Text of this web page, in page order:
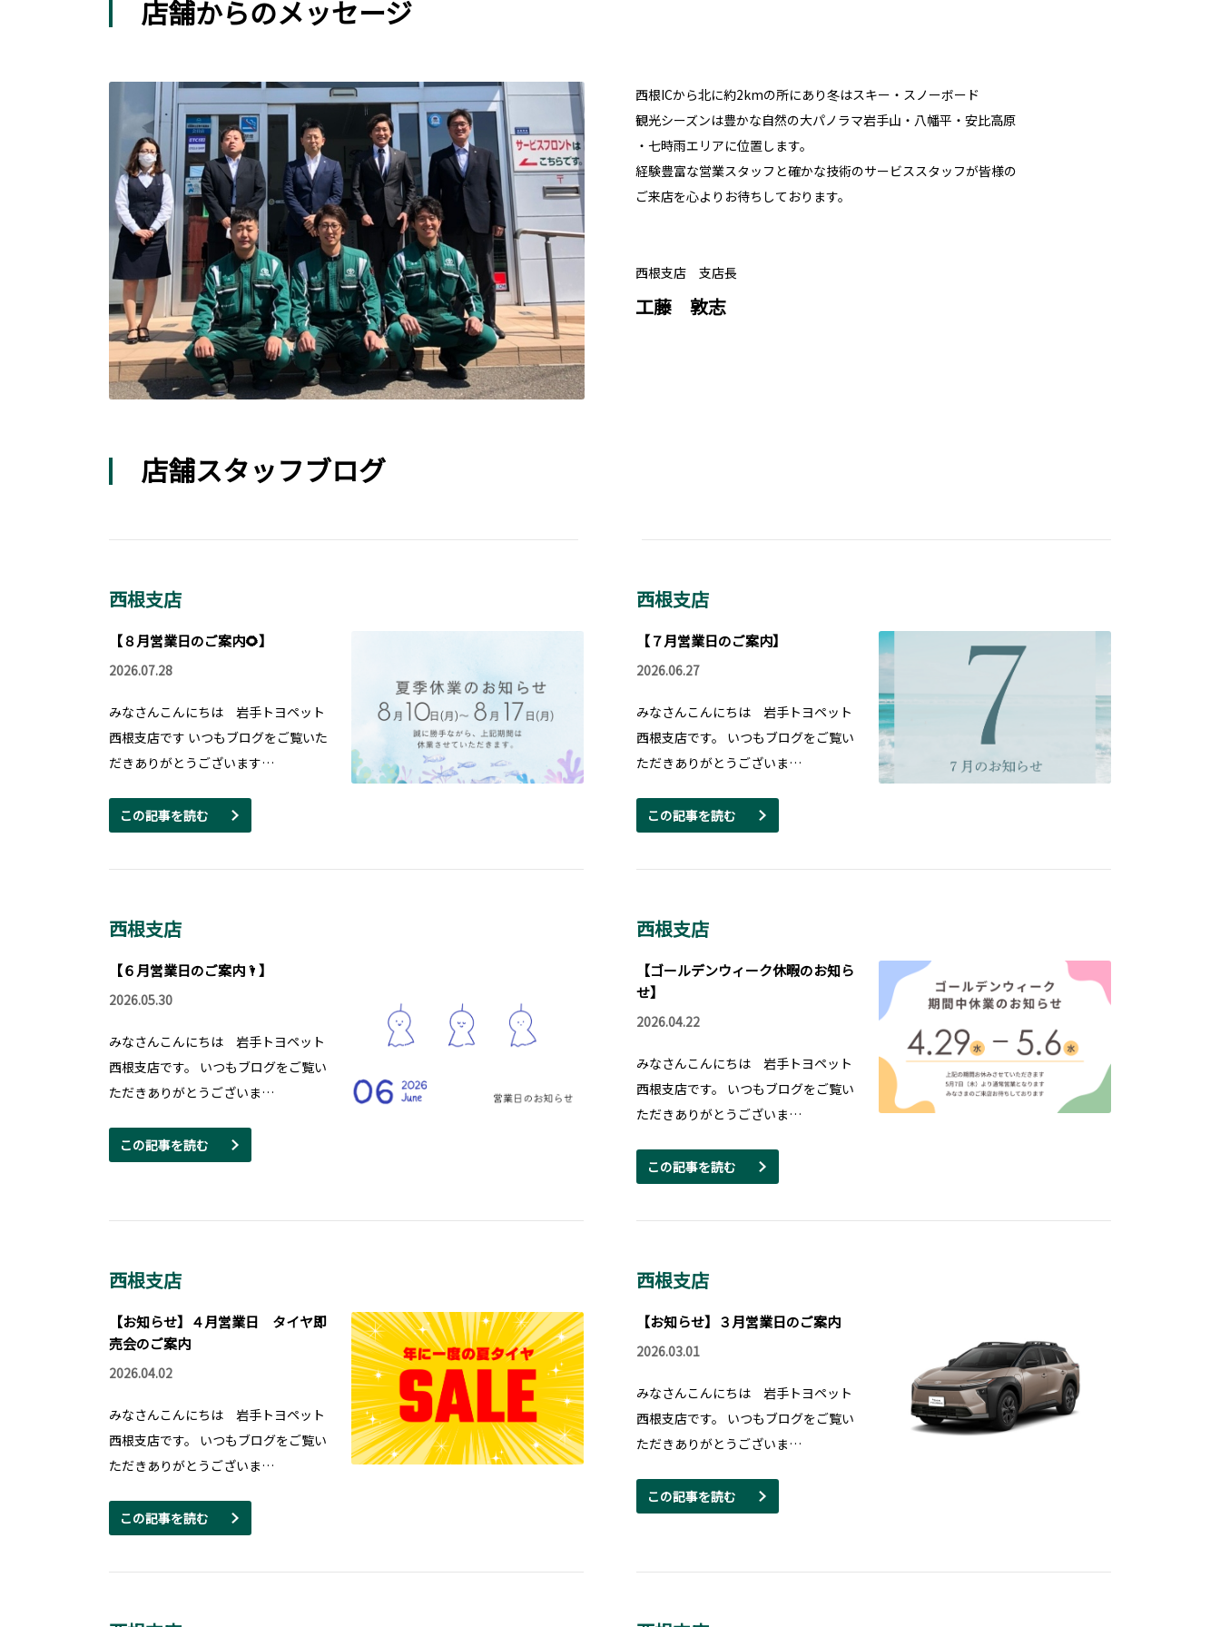
店舗からのメッセージ
西根ICから北に約2kmの所にあり冬はスキー・スノーボード
観光シーズンは豊かな自然の大パノラマ岩手山・八幡平・安比高原
・七時雨エリアに位置します。
経験豊富な営業スタッフと確かな技術のサービススタッフが皆様の
ご来店を心よりお待ちしております。
西根支店 支店長
工藤 敦志
店舗スタッフブログ
西根支店
【８月営業日のご案内🌻】
2026.07.28
みなさんこんにちは 岩手トヨペット
西根支店です いつもブログをご覧いた
だきありがとうございます…
この記事を読む
西根支店
【７月営業日のご案内】
2026.06.27
みなさんこんにちは 岩手トヨペット
西根支店です。 いつもブログをご覧い
ただきありがとうございま…
この記事を読む
西根支店
【６月営業日のご案内🌂】
2026.05.30
みなさんこんにちは 岩手トヨペット
西根支店です。 いつもブログをご覧い
ただきありがとうございま…
この記事を読む
西根支店
【ゴールデンウィーク休暇のお知ら
せ】
2026.04.22
みなさんこんにちは 岩手トヨペット
西根支店です。 いつもブログをご覧い
ただきありがとうございま…
この記事を読む
西根支店
【お知らせ】４月営業日 タイヤ即
売会のご案内
2026.04.02
みなさんこんにちは 岩手トヨペット
西根支店です。 いつもブログをご覧い
ただきありがとうございま…
この記事を読む
西根支店
【お知らせ】３月営業日のご案内
2026.03.01
みなさんこんにちは 岩手トヨペット
西根支店です。 いつもブログをご覧い
ただきありがとうございま…
この記事を読む